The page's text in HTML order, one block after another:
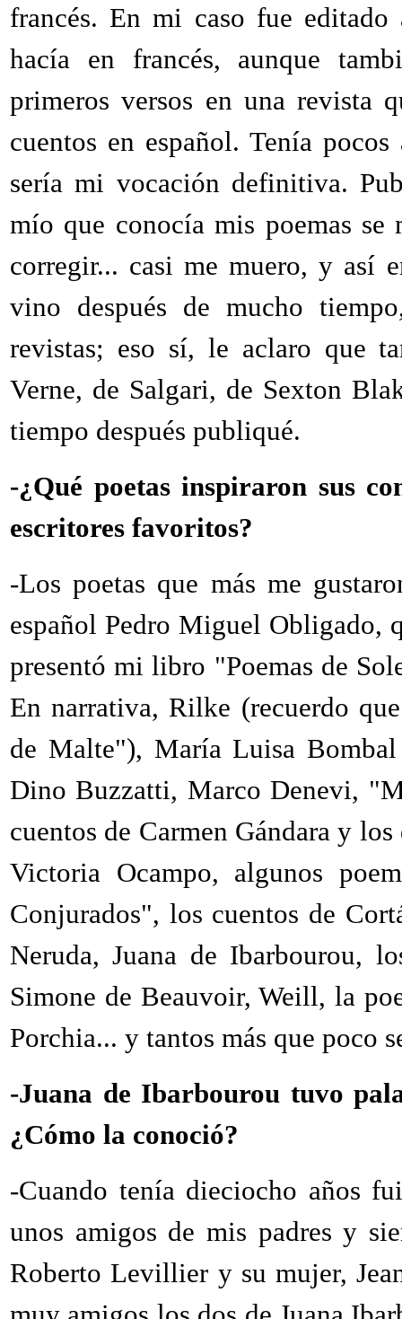
francés. En mi caso fue
hacía en francés, aunque
primeros versos en una revista
cuentos en español. Tenía
sería mi vocación definitiva.
mío que conocía mis poemas se
corregir... casi me muero, y así
vino después de mucho
revistas; eso sí, le aclaro que
Verne, de Salgari, de Sexton
tiempo después publiqué.
-¿Qué poetas inspiraron sus
escritores favoritos?
-Los poetas que más me
español Pedro Miguel Obligado,
presentó mi libro "Poemas de
En narrativa, Rilke (recuerdo
de Malte"), María Luisa
Dino Buzzatti, Marco Denevi,
cuentos de Carmen Gándara y
Victoria Ocampo, algunos
Conjurados", los cuentos de
Neruda, Juana de Ibarbourou,
Simone de Beauvoir, Weill, la
Porchia... y tantos más que poco
-Juana de Ibarbourou tuvo
¿Cómo la conoció?
-Cuando tenía dieciocho años
unos amigos de mis padres y
Roberto Levillier y su mujer,